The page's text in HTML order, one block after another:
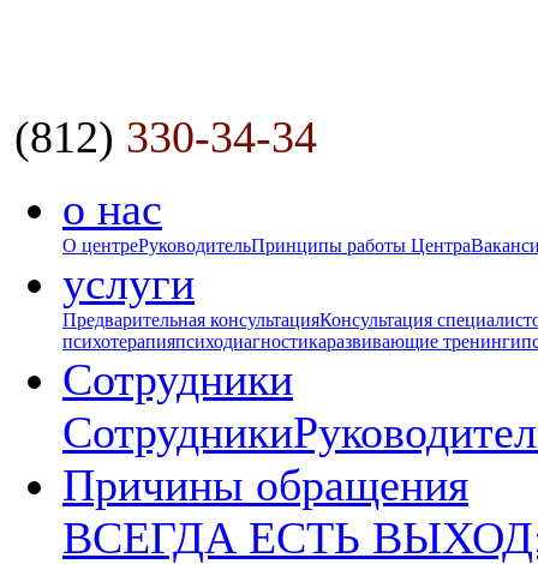
(812) 330-34-34
о нас
О центреРуководительПринципы работы Центра
услуги
Предварительная консультацияКонсультация
психотерапияпсиходиагностикаразвивающие тренинги
Сотрудники
Сотрудники
Причины обращения
ВСЕГДА ЕСТЬ ВЫХОД: